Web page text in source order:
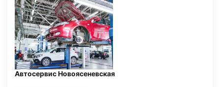
Автосервис Новоясеневская